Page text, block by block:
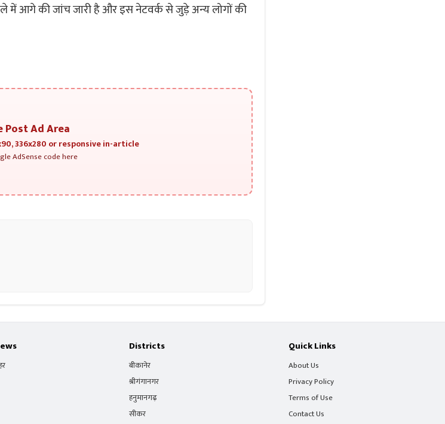
में आगे की जांच जारी है और इस नेटवर्क से जुड़े अन्य लोगों की
Post Ad Area
336x280 or responsive in-article
AdSense code here
Districts
बीकानेर
श्रीगंगानगर
हनुमानगढ़
सीकर
Quick Links
About Us
Privacy Policy
Terms of Use
Contact Us